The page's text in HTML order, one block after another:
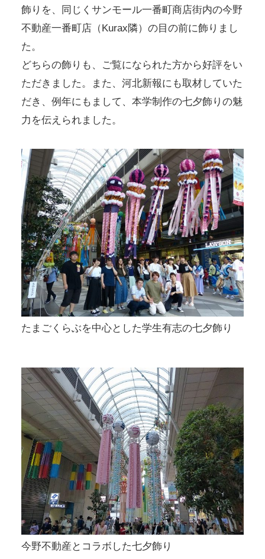
飾りを、同じくサンモール一番町商店街内の今野
不動産一番町店（Kurax隣）の目の前に飾りまし
た。
どちらの飾りも、ご覧になられた方から好評をい
ただきました。また、河北新報にも取材していた
だき、例年にもまして、本学制作の七夕飾りの魅
力を伝えられました。
たまごくらぶを中心とした学生有志の七夕飾り
今野不動産とコラボした七夕飾り